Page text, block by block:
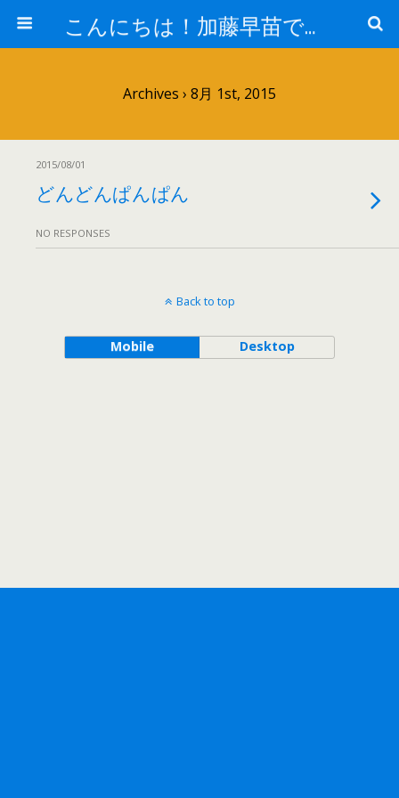
こんにちは！加藤早苗です。
Archives › 8月 1st, 2015
2015/08/01
どんどんぱんぱん
NO RESPONSES
Back to top
Mobile Desktop